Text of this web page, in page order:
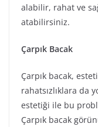
alabilir, rahat ve
atabilirsiniz.
Çarpık Bacak
Çarpık bacak,
rahatsızlıklara da
estetiği ile bu
Çarpık bacak